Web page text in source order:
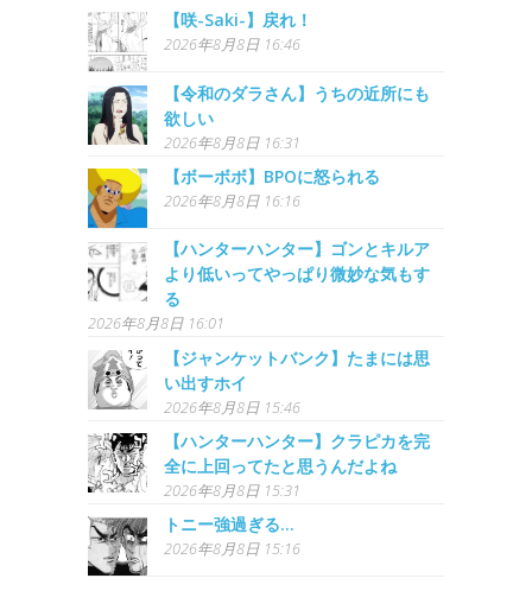
【咲-Saki-】戻れ！
2026年8月8日 16:46
【令和のダラさん】うちの近所にも
欲しい
2026年8月8日 16:31
【ボーボボ】BPOに怒られる
2026年8月8日 16:16
【ハンターハンター】ゴンとキルア
より低いってやっぱり微妙な気もす
る
2026年8月8日 16:01
【ジャンケットバンク】たまには思
い出すホイ
2026年8月8日 15:46
【ハンターハンター】クラピカを完
全に上回ってたと思うんだよね
2026年8月8日 15:31
トニー強過ぎる…
2026年8月8日 15:16